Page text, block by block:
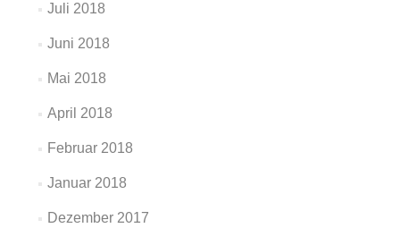
Juli 2018
Juni 2018
Mai 2018
April 2018
Februar 2018
Januar 2018
Dezember 2017